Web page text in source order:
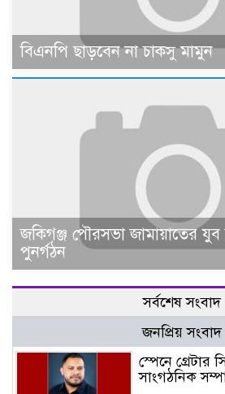
বিএনপি ছাড়বেন না চাকসু মামুন
জকিগঞ্জ পৌরসভা জামায়াতের যুব
পুনর্গঠন
সর্বশেষ সংবাদ
জনপ্রিয় সংবাদ
স্পেনে গ্রেটার
সাংগঠনিক